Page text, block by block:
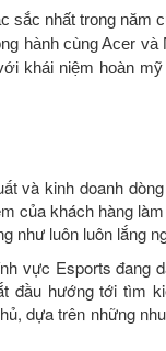
sắc nhất trong năm
hành cùng Acer
khái niệm hoàn
và kinh doanh
của khách hàng
như luôn luôn lắng
vực Esports đang
đầu hướng tới tìm
dựa trên những